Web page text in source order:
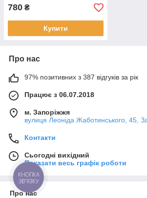
780 ₴
Купити
Про нас
97% позитивних з 387 відгуків за рік
Працює з 06.07.2018
м. Запоріжжя
вулиця Леоніда Жаботинського, 45,
Контакти
Сьогодні вихідний
Показати весь графік роботи
Про нас
КНОПКА
ЗВ'ЯЗКУ